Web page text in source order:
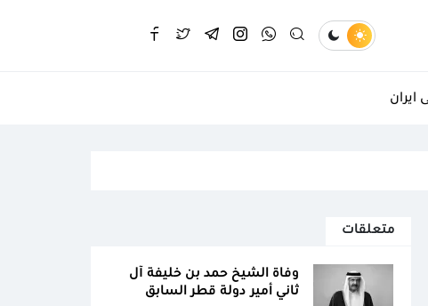
متعلقات
وفاة الشيخ حمد بن خليفة آل
ثاني أمير دولة قطر السابق